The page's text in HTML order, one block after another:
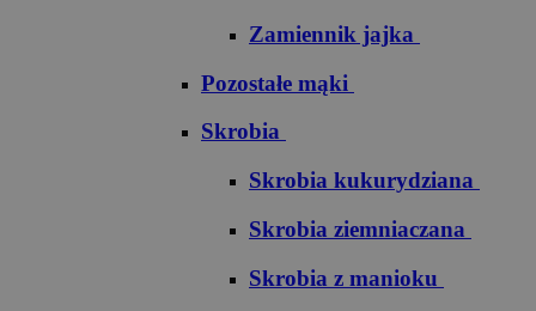
Zamiennik jajka
Pozostałe mąki
Skrobia
Skrobia kukurydziana
Skrobia ziemniaczana
Skrobia z manioku